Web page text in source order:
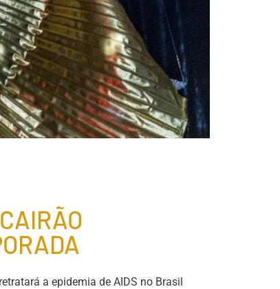
a epidemia de AIDS no Brasil